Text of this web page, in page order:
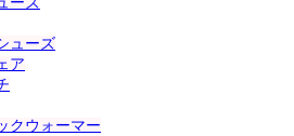
ューズ
ア
クウォーマー